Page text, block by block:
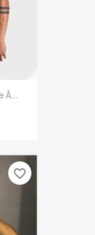
À...
favorite_border